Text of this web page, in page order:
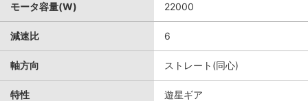
モータ容量(W) 22000
減速比 6
軸方向 ストレート(同心)
特性 遊星ギア